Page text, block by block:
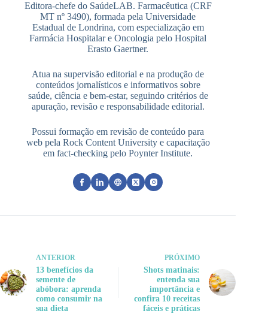
Editora-chefe do SaúdeLAB. Farmacêutica (CRF
MT nº 3490), formada pela Universidade
Estadual de Londrina, com especialização em
Farmácia Hospitalar e Oncologia pelo Hospital
Erasto Gaertner.
Atua na supervisão editorial e na produção de
conteúdos jornalísticos e informativos sobre
saúde, ciência e bem-estar, seguindo critérios de
apuração, revisão e responsabilidade editorial.
Possui formação em revisão de conteúdo para
web pela Rock Content University e capacitação
em fact-checking pelo Poynter Institute.
ANTERIOR
13 benefícios da
semente de
abóbora: aprenda
como consumir na
sua dieta
PRÓXIMO
Shots matinais:
entenda sua
importância e
confira 10 receitas
fáceis e práticas